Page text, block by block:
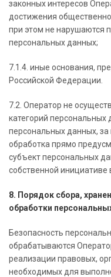
законных интересов
достижения
при этом не нарушаются
персональных данных;
7.1.4. иные основания,
Российской Федерации.
7.2. Оператор не
категорий персональных
персональных данных, за
обработка прямо
субъект персональных
собственной инициативе
8. Порядок сбора,
обработки
Безопасность
обрабатываются
реализации правовых,
необходимых для